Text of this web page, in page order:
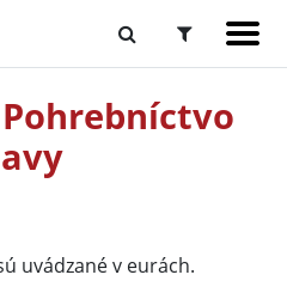
uvádzané v eurách.